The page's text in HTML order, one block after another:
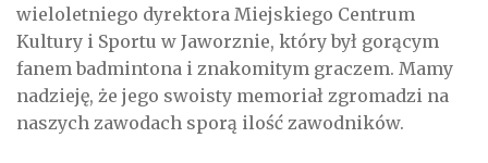
wieloletniego dyrektora Miejskiego Centrum
Kultury i Sportu w Jaworznie, który był gorącym
fanem badmintona i znakomitym graczem. Mamy
nadzieję, że jego swoisty memoriał zgromadzi na
naszych zawodach sporą ilość zawodników.